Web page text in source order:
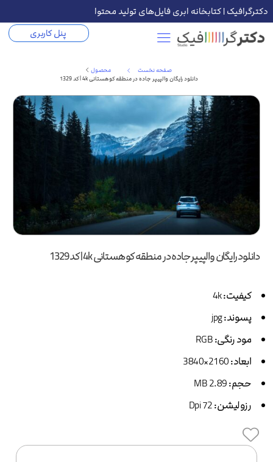
دکترگرافیک | کتابخانه ابری فایل‌های تولید محتوا
پنل کاربری
صفحه نخست
محصول
دانلود رایگان والپیپر جاده در منطقه کوهستانی 4k | کد 1329
دانلود رایگان والپیپر جاده در منطقه کوهستانی 4k | کد 1329
کیفیت:4k
پسوند:jpg
مود رنگی:
ابعاد:
حجم:
رزولیشن: